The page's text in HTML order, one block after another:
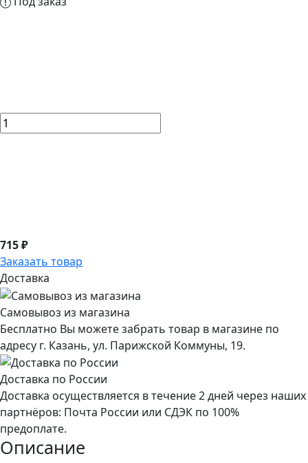
715 ₽
Заказать товар
Доставка
Самовывоз из магазина
Бесплатно Вы можете забрать товар в магазине по
адресу г. Казань, ул. Парижской Коммуны, 19.
Доставка по России
Доставка осуществляется в течение 2 дней через наших
партнёров: Почта России или СДЭК по 100%
предоплате.
Описание